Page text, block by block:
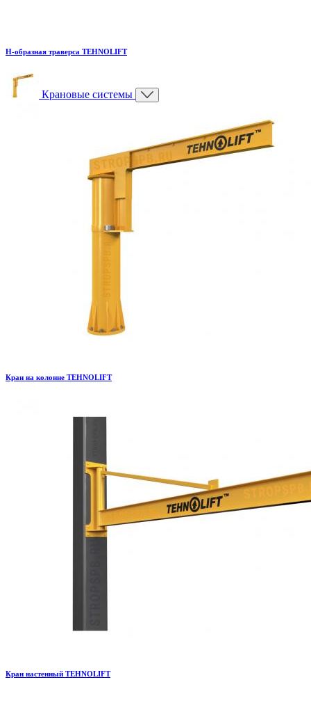
H-образная траверса TEHNOLIFT
Крановые системы
Кран на колонне TEHNOLIFT
Кран настенный TEHNOLIFT